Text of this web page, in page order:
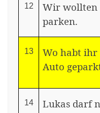
12
Wir wollten
parken.
13
Wo habt ihr
Auto
14
Lukas darf